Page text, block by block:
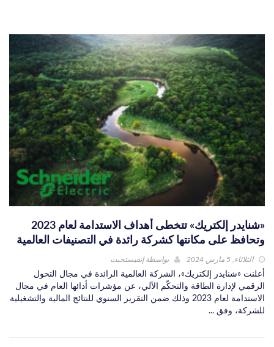
«شنايدر إلكتريك» تتخطى أهداف الاستدامة لعام 2023
وتحافظ على مكانتها كشركة رائدة في التصنيفات العالمية
الثلاثاء, 5 مارس 2024 بواسطةإنفيستجيت
أعلنت «شنايدر إلكتريك»، الشركة العالمية الرائدة في مجال التحول
الرقمي لإدارة الطاقة والتحكّم الآلي، عن مؤشرات أدائها العام في مجال
الاستدامة لعام 2023 وذلك ضمن التقرير السنوي للنتائج المالية والتشغيلية
للشركة، وفق ...